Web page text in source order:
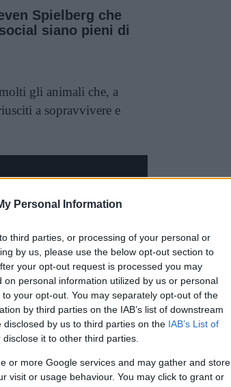
Personal Information
third parties, or processing of your personal or
by us, please use the below opt-out section to
your opt-out request is processed you may
personal information utilized by us or personal
your opt-out. You may separately opt-out of the
by third parties on the IAB’s list of downstream
by us to third parties on the IAB’s List of
it to other third parties.
or more Google services and may gather and store
visit or usage behaviour. You may click to grant or
Spielberg che
siano pieni di
gli animali che, a
a sopravvivere e